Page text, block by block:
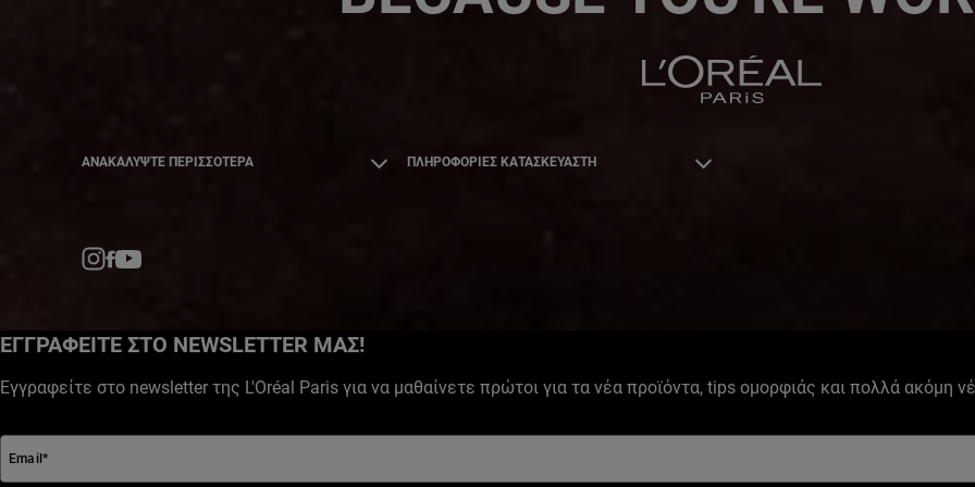
ΑΝΑΚΑΛΎΨΤΕ ΠΕΡΙΣΣΌΤΕΡΑ ΠΛΗΡΟΦΟΡΙΕΣ ΚΑΤΑΣΚΕΥΑΣΤΗ
ΕΓΓΡΑΦΕΙΤΕ ΣΤΟ NEWSLETTER ΜΑΣ!
Εγγραφείτε στο newsletter της L'Oréal Paris για να μαθαίνετε πρώτοι για τα νέα προϊόντα, tips ομορφιάς και πολλά ακόμη
Email *